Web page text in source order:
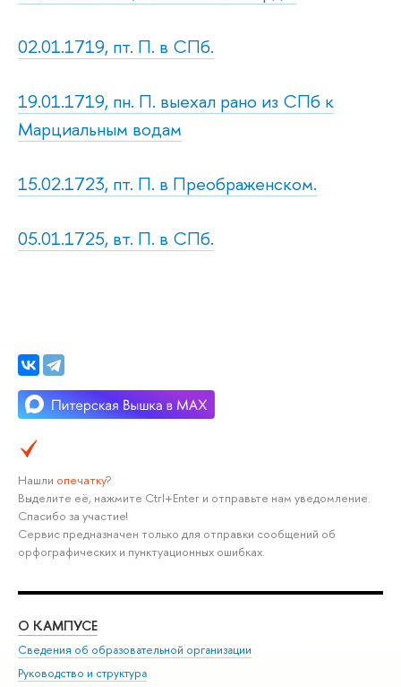
02.01.1719, пт. П. в СПб.
19.01.1719, пн. П. выехал рано из СПб к
Марциальным водам
15.02.1723, пт. П. в Преображенском.
05.01.1725, вт. П. в СПб.
Нашли опечатку?
Выделите её, нажмите Ctrl+Enter и отправьте нам уведомление.
Спасибо за участие!
Сервис предназначен только для отправки сообщений об
орфографических и пунктуационных ошибках.
О КАМПУСЕ
Сведения об образовательной организации
Руководство и структура